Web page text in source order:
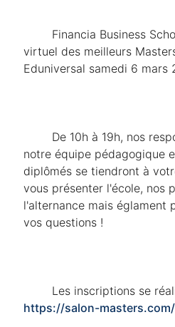
virtuel des meilleurs
Eduniversal samedi 6 mars
notre équipe pédagogique
diplômés se tiendront à
vous présenter l'école, nos
l'alternance mais églament
vos questions !
https://salon-masters.com/